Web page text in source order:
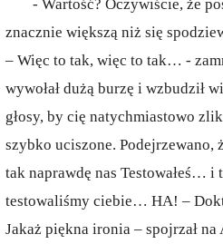
- Wartość? Oczywiście, że
znacznie większą niż się
– Więc to tak, więc to tak… -
wywołał dużą burzę i wzbudził
głosy, by cię natychmiastowo
szybko uciszone. Podejrzewano,
tak naprawdę nas Testowałeś…
testowaliśmy ciebie… HA! –
Jakaż piękna ironia – spojrzał